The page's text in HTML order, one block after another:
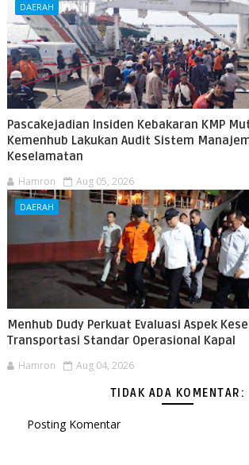
DAERAH
Pascakejadian Insiden Kebakaran KMP
Kemenhub Lakukan Audit Sistem
Keselamatan
Hamron Aug 05, 2026
DAERAH
Menhub Dudy Perkuat Evaluasi Aspek
Transportasi Standar Operasional Kapal
Hamron Aug 04, 2026
TIDAK ADA KOMENTAR:
Posting Komentar